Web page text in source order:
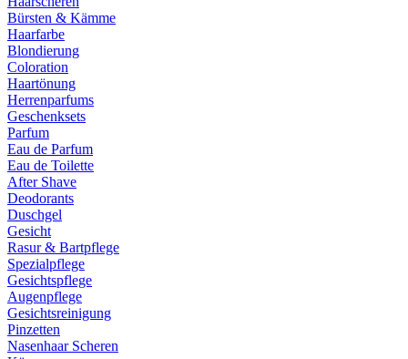
Bürsten & Kämme
Haarfarbe
Blondierung
Coloration
Haartönung
Herrenparfums
Geschenksets
Parfum
Eau de Parfum
Eau de Toilette
After Shave
Deodorants
Duschgel
Gesicht
Rasur & Bartpflege
Spezialpflege
Gesichtspflege
Augenpflege
Gesichtsreinigung
Pinzetten
Nasenhaar Scheren